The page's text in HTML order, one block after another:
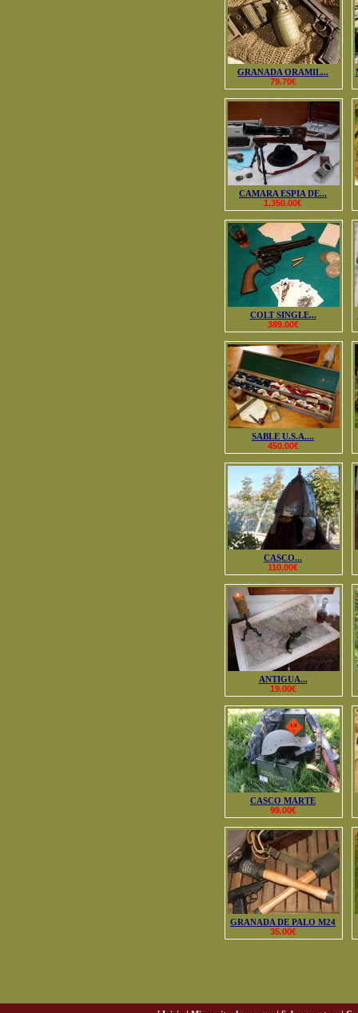
GRANADA ORAMIL...
79.70€
CAMARA ESPIA DE...
1,350.00€
COLT SINGLE...
389.00€
SABLE U.S.A....
450.00€
CASCO...
110.00€
ANTIGUA...
19.00€
CASCO MARTE
99.00€
GRANADA DE PALO M24
35.00€